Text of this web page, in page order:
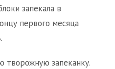
запекала в
первого месяца
творожную запеканку.